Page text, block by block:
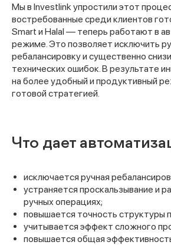
Мы в Investlink упростили этот
востребованные среди клиентов
Smart и Halal — теперь работают в
режиме. Это позволяет исключить
ребалансировку и существенно
технических ошибок. В результате
на более удобный и продуктивный
готовой стратегией.
Что дает
исключается ручная
устраняется проскальзывание и
ручных операциях;
повышается точность структуры
учитывается эффект сложного
повышается общая